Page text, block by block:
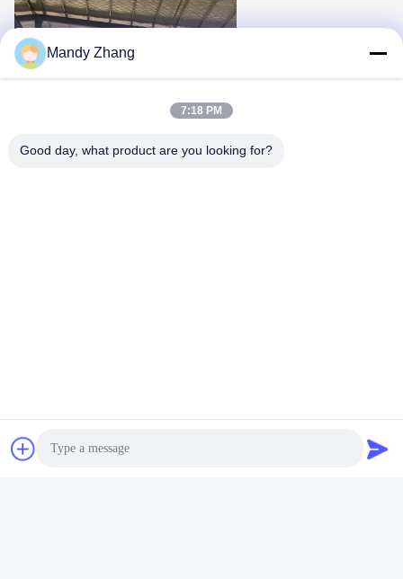
Mandy Zhang
7:18 PM
Good day, what product are you looking for?